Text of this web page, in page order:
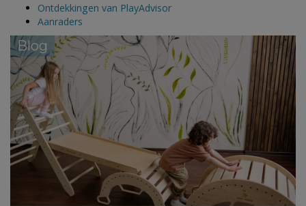
Ontdekkingen van PlayAdvisor
Aanraders
Blog